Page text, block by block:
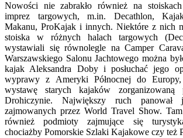
Nowości nie zabrakło również na
imprez targowych, m.in. Decathlon,
Makanu, ProKajak i innych. Niektóre z nich
stoiska w różnych halach targowych
wystawiali się równolegle na Camper
Warszawskiego Salonu Jachtowego można
kajak Aleksandra Doby i posłuchać jego
wyprawy z Ameryki Północnej do
wystawę starych kajaków
Drohiczynie. Największy ruch panował
zajmowanych przez World Travel Show.
również podmioty zajmujące się
chociażby Pomorskie Szlaki Kajakowe czy też